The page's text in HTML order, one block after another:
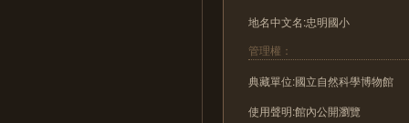
地名中文名:忠明國小
管理權：
典藏單位:國立自然科學博物館
使用聲明:館內公開瀏覽